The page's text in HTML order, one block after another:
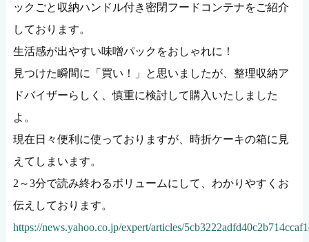
ックごと収納ハンドル付き密閉フードコンテナをご紹介
しております。
生活感が出やすい味噌パックをおしゃれに！
見つけた瞬間に「買い！」と思いましたが、整理収納ア
ドバイザーらしく、慎重に検討して購入いたしました
よ。
現在日々便利に使っておりますが、時折ケーキの箱に見
えてしまいます。
2～3分で読み終わるボリュームにして、わかりやすくお
伝えしております。
https://news.yahoo.co.jp/expert/articles/